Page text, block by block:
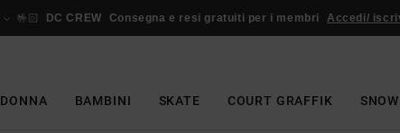
🤟🏻 DC CREW Consegna e resi gratuiti per i membri Accedi/
DONNA BAMBINI SKATE COURT GRAFFIK SNOW